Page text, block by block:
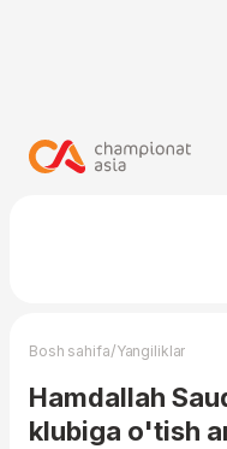
Bosh sahifa/Yangiliklar
Hamdallah
klubiga o'tish